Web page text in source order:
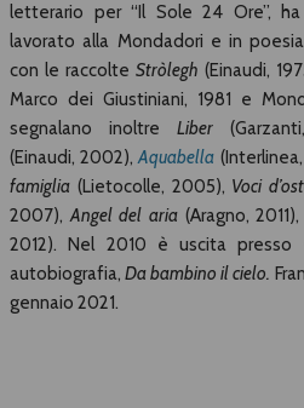
letterario per “Il Sole 24 Ore”, ha
lavorato alla Mondadori e in
con le raccolte Stròlegh (Einaudi,
Marco dei Giustiniani, 1981 e
segnalano inoltre Liber
(Einaudi, 2002),Aquabella
famiglia (Lietocolle, 2005), Voci
2007),Angel del aria(Aragno, 2011),
2012). Nel 2010 è uscita presso
autobiografia,Da bambino il cielo.
gennaio 2021.